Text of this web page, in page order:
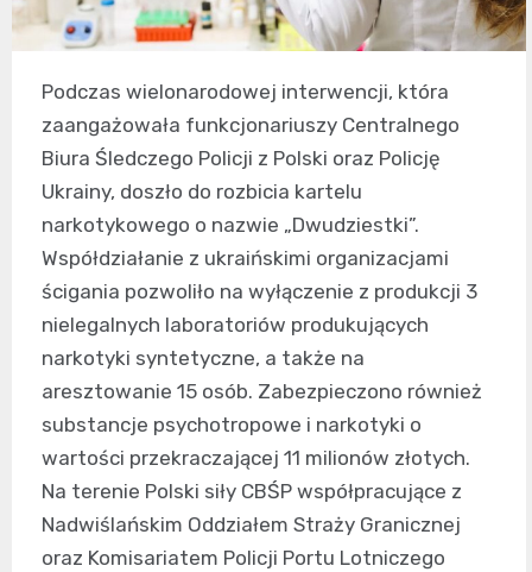
Podczas wielonarodowej interwencji, która
zaangażowała funkcjonariuszy Centralnego
Biura Śledczego Policji z Polski oraz Policję
Ukrainy, doszło do rozbicia kartelu
narkotykowego o nazwie „Dwudziestki”.
Współdziałanie z ukraińskimi organizacjami
ścigania pozwoliło na wyłączenie z produkcji 3
nielegalnych laboratoriów produkujących
narkotyki syntetyczne, a także na
aresztowanie 15 osób. Zabezpieczono również
substancje psychotropowe i narkotyki o
wartości przekraczającej 11 milionów złotych.
Na terenie Polski siły CBŚP współpracujące z
Nadwiślańskim Oddziałem Straży Granicznej
oraz Komisariatem Policji Portu Lotniczego